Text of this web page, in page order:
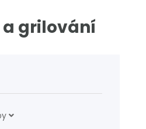
grilování